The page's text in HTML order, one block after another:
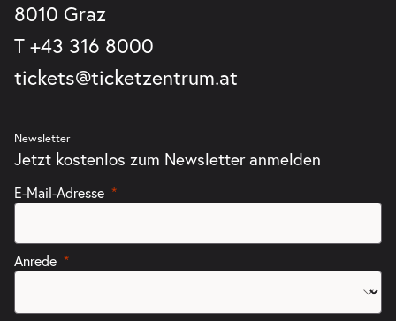
8010 Graz
T +43 316 8000
tickets@ticketzentrum.at
Newsletter
Jetzt kostenlos zum Newsletter anmelden
E-Mail-Adresse
Anrede